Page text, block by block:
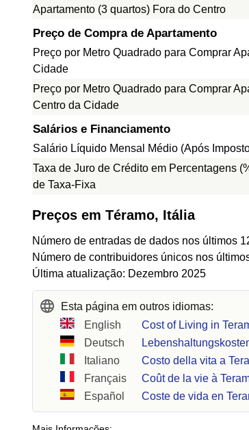
Apartamento (3 quartos) Fora do Centro
Preço de Compra de Apartamento
Preço por Metro Quadrado para Comprar
Cidade
Preço por Metro Quadrado para Comprar
Centro da Cidade
Salários e Financiamento
Salário Líquido Mensal Médio (Após
Taxa de Juro de Crédito em Percentagens
de Taxa-Fixa
Preços em Téramo, Itália
Número de entradas de dados nos últimos
Número de contribuidores únicos nos
Última atualização: Dezembro 2025
Esta página em outros idiomas:
English
Cost of Living in
Deutsch
Italiano
Costo della vita a
Français
Coût de la vie à
Español
Coste de vida en